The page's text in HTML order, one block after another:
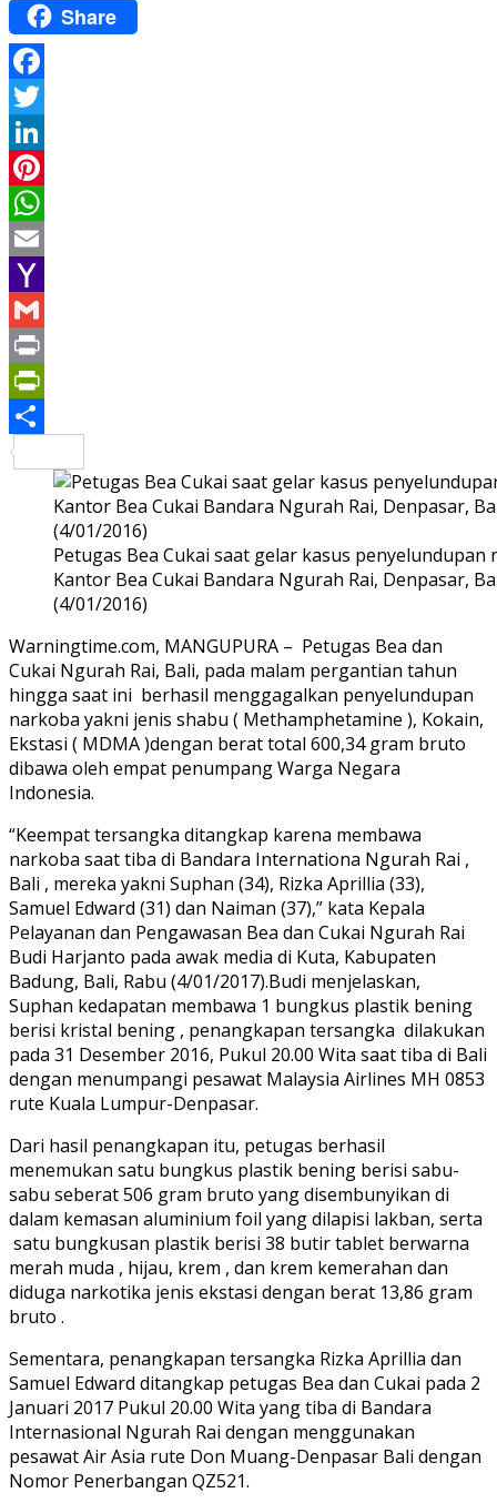
Share
Facebook
Twitter
LinkedIn
Pinterest
WhatsApp
Email
Yahoo
Mail
Gmail
Print
PrintFriendly
Petugas Bea Cukai saat gelar kasus penyelundupan
Kantor Bea Cukai Bandara Ngurah Rai, Denpasar,
(4/01/2016)
Warningtime.com, MANGUPURA – Petugas Bea dan
Cukai Ngurah Rai, Bali, pada malam pergantian tahun
hingga saat ini berhasil menggagalkan penyelundupan
narkoba yakni jenis shabu ( Methamphetamine ), Kokain,
Ekstasi ( MDMA )dengan berat total 600,34 gram bruto
dibawa oleh empat penumpang Warga Negara
Indonesia.
“Keempat tersangka ditangkap karena membawa
narkoba saat tiba di Bandara Internationa Ngurah Rai ,
Bali , mereka yakni Suphan (34), Rizka Aprillia (33),
Samuel Edward (31) dan Naiman (37),” kata Kepala
Pelayanan dan Pengawasan Bea dan Cukai Ngurah Rai
Budi Harjanto pada awak media di Kuta, Kabupaten
Badung, Bali, Rabu (4/01/2017).Budi menjelaskan,
Suphan kedapatan membawa 1 bungkus plastik bening
berisi kristal bening , penangkapan tersangka dilakukan
pada 31 Desember 2016, Pukul 20.00 Wita saat tiba di Bali
dengan menumpangi pesawat Malaysia Airlines MH 0853
rute Kuala Lumpur-Denpasar.
Dari hasil penangkapan itu, petugas berhasil
menemukan satu bungkus plastik bening berisi sabu-
sabu seberat 506 gram bruto yang disembunyikan di
dalam kemasan aluminium foil yang dilapisi lakban, serta
satu bungkusan plastik berisi 38 butir tablet berwarna
merah muda , hijau, krem , dan krem kemerahan dan
diduga narkotika jenis ekstasi dengan berat 13,86 gram
bruto .
Sementara, penangkapan tersangka Rizka Aprillia dan
Samuel Edward ditangkap petugas Bea dan Cukai pada 2
Januari 2017 Pukul 20.00 Wita yang tiba di Bandara
Internasional Ngurah Rai dengan menggunakan
pesawat Air Asia rute Don Muang-Denpasar Bali dengan
Nomor Penerbangan QZ521.